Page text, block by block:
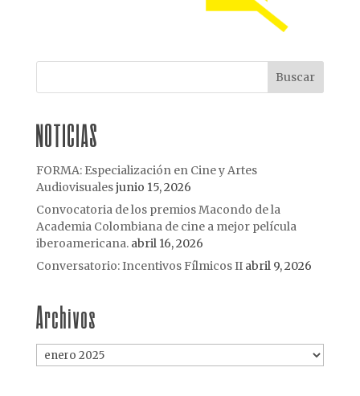
NOTICIAS
FORMA: Especialización en Cine y Artes
Audiovisualesjunio 15, 2026
Convocatoria de los premios Macondo de la
Academia Colombiana de cine a mejor película
iberoamericana. abril 16, 2026
Conversatorio: Incentivos Fílmicos II abril 9, 2026
Archivos
Archivos